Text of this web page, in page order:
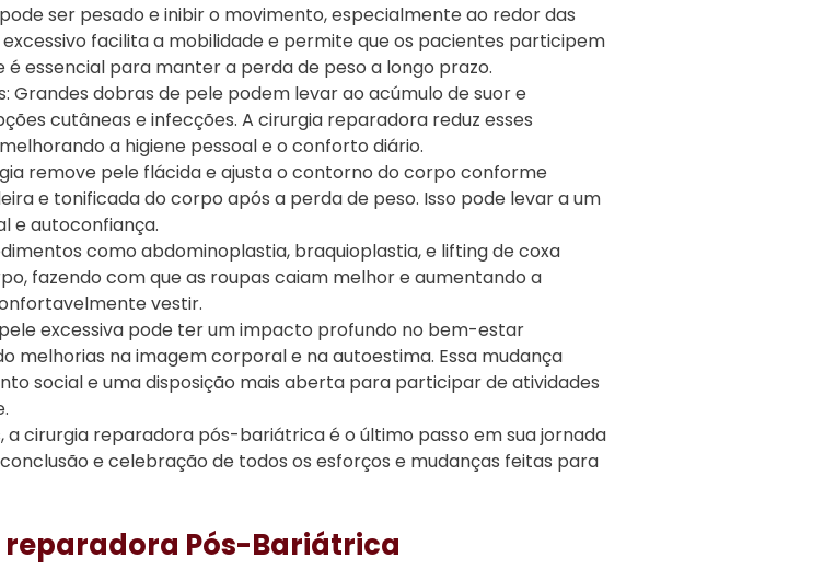
ser pesado e inibir o movimento, especialmente ao redor das
facilita a mobilidade e permite que os pacientes participem
essencial para manter a perda de peso a longo prazo.
Grandes dobras de pele podem levar ao acúmulo de suor e
cutâneas e infecções. A cirurgia reparadora reduz esses
a higiene pessoal e o conforto diário.
remove pele flácida e ajusta o contorno do corpo conforme
e tonificada do corpo após a perda de peso. Isso pode levar a um
e autoconfiança.
como abdominoplastia, braquioplastia, e lifting de coxa
fazendo com que as roupas caiam melhor e aumentando a
vestir.
excessiva pode ter um impacto profundo no bem-estar
melhorias na imagem corporal e na autoestima. Essa mudança
social e uma disposição mais aberta para participar de atividades
a cirurgia reparadora pós-bariátrica é o último passo em sua jornada
e celebração de todos os esforços e mudanças feitas para
Pós-Bariátrica